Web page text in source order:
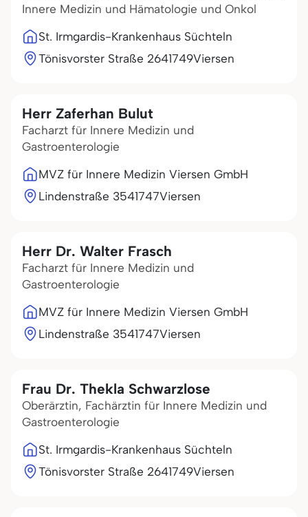
Innere Medizin und Hämatologie und Onkol
St. Irmgardis-Krankenhaus Süchteln
Tönisvorster Straße 2641749Viersen
Herr Zaferhan Bulut
Facharzt für Innere Medizin und
Gastroenterologie
MVZ für Innere Medizin Viersen GmbH
Lindenstraße 3541747Viersen
Herr Dr. Walter Frasch
Facharzt für Innere Medizin und
Gastroenterologie
MVZ für Innere Medizin Viersen GmbH
Lindenstraße 3541747Viersen
Frau Dr. Thekla Schwarzlose
Oberärztin, Fachärztin für Innere Medizin und
Gastroenterologie
St. Irmgardis-Krankenhaus Süchteln
Tönisvorster Straße 2641749Viersen